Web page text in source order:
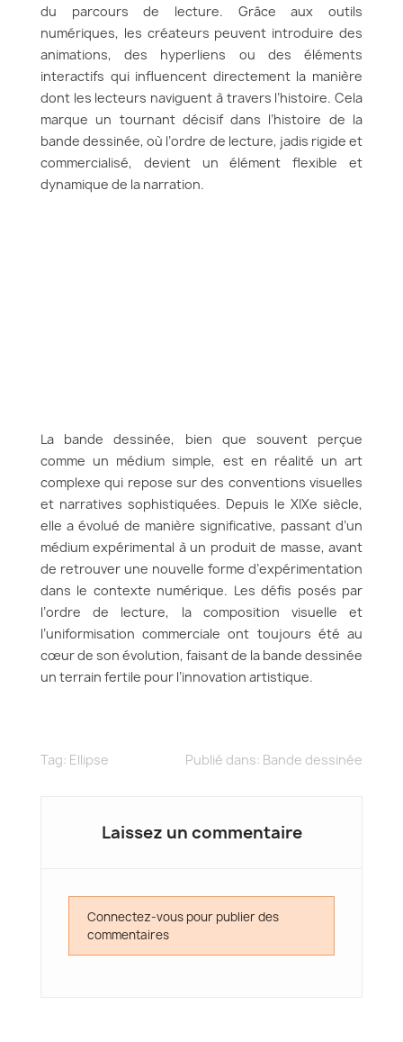
du parcours de lecture. Grâce aux outils
numériques, les créateurs peuvent introduire des
animations, des hyperliens ou des éléments
interactifs qui influencent directement la manière
dont les lecteurs naviguent à travers l’histoire. Cela
marque un tournant décisif dans l’histoire de la
bande dessinée, où l’ordre de lecture, jadis rigide et
commercialisé, devient un élément flexible et
dynamique de la narration.
La bande dessinée, bien que souvent perçue
comme un médium simple, est en réalité un art
complexe qui repose sur des conventions visuelles
et narratives sophistiquées. Depuis le XIXe siècle,
elle a évolué de manière significative, passant d’un
médium expérimental à un produit de masse, avant
de retrouver une nouvelle forme d’expérimentation
dans le contexte numérique. Les défis posés par
l’ordre de lecture, la composition visuelle et
l’uniformisation commerciale ont toujours été au
cœur de son évolution, faisant de la bande dessinée
un terrain fertile pour l’innovation artistique.
Tag: Ellipse Publié dans: Bande dessinée
Laissez un commentaire
Connectez-vous pour publier des
commentaires